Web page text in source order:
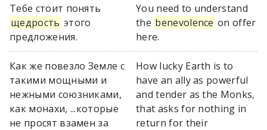
Тебе стоит понять
щедрость этого
предложения.
You need to understand
the benevolence on offer
here.
Как же повезло Земле с
такими мощными и
нежными союзниками,
как монахи, ...которые
не просят взамен за
How lucky Earth is to
have an ally as powerful
and tender as the Monks,
that asks for nothing in
return for their